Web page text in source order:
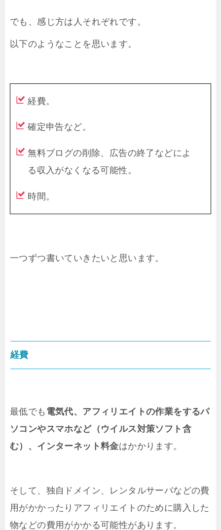
でも、感じ方は人それぞれです。
以下のようなことを思います。
経費。
確定申告など。
無料ブログの削除、広告の終了などによ
る収入がなくなる可能性。
時間。
一つずつ書いていきたいと思います。
経費
最低でも 電気代、アフィリエイトの作業をするパ
ソコンやスマホなど（ウイルス対策ソフト含
む）、インターネット料金はかかります。
そして、独自ドメイン、レンタルサーバなどの費
用がかかったりアフィリエイトのために購入した
物などの費用がかかる可能性があります。